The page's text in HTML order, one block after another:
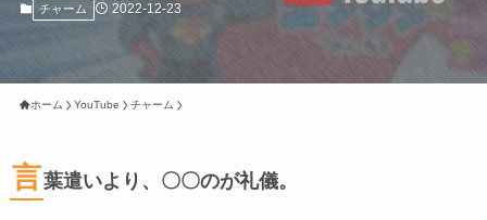
チャーム 2022-12-23
ホーム YouTube チャーム
言葉遣いより、〇〇のが礼儀。